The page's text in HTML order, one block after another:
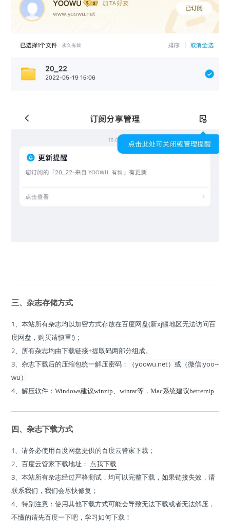
三、杂志存储方式
1、本站所有杂志均以加密方式存放在百度网盘(新xj疆地区无法访问百
度网盘，购买请慎重!)；
2、所有杂志均由下载链接+提取码两部分组成。
3、杂志下载后的压缩包统一解压密码：
（yoowu.net）或（微信:yoo--
wu）
4、解压软件： Windows建议winzip、winrar等，Mac系统建议betterzip
四、杂志下载方式
1、请务必使用百度网盘提供的百度云管家下载；
2、百度云管家下载地址： 点我下载
3、本站所有杂志经过严格测试，均可以完整下载，如果链接失效，请
联系我们，我们会尽快修复；
4、特别注意：使用其他下载方式可能会导致无法下载或者无法解压，
不懂的请先百度一下吧，学习如何下载！